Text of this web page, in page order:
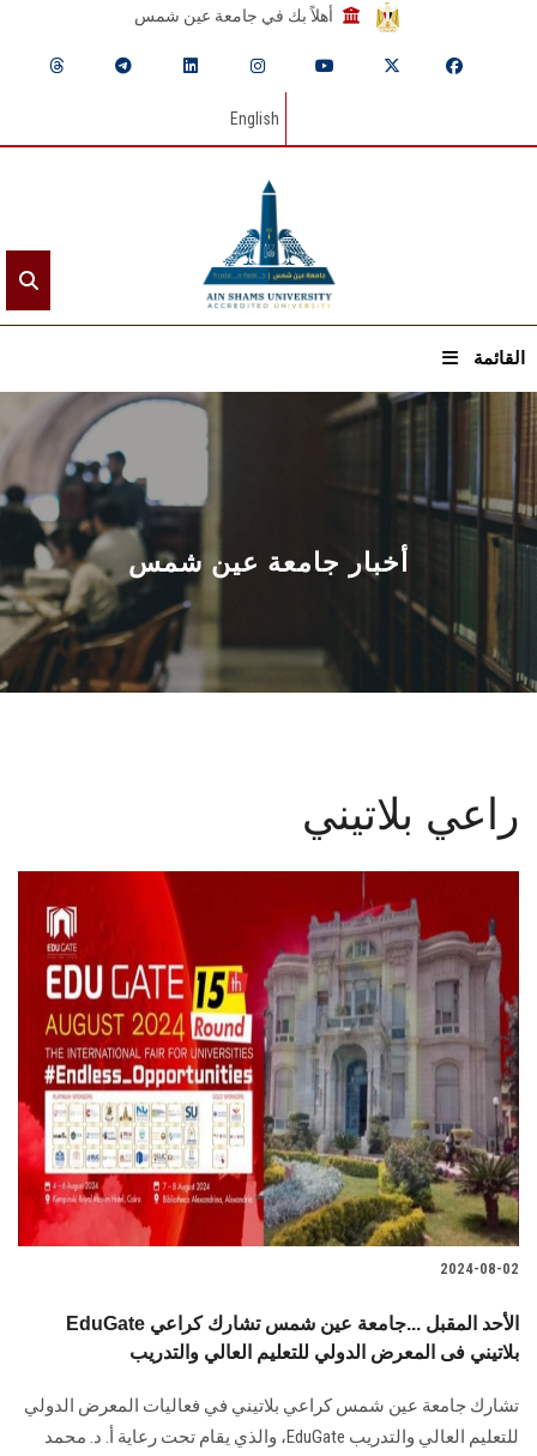
أهلاً بك في جامعة عين شمس
English
القائمة
الرئيسيـة
عن الجامعة
القطاعـات
الشئون الأكاديمية
البحث العلمي
الإعلام
تواصل معنا
الطلاب
هيئة التدريس
الدراسات العليا
الزائـرون
أخبار جامعة عين شمس
راعي بلاتيني
2024-08-02
EduGate الأحد المقبل ...جامعة عين شمس تشارك كراعي
بلاتيني فى المعرض الدولي للتعليم العالي والتدريب
تشارك جامعة عين شمس كراعي بلاتيني في فعاليات المعرض الدولي
للتعليم العالي والتدريب EduGate، والذي يقام تحت رعاية أ. د. محمد